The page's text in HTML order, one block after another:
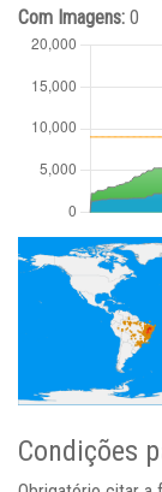
Com Imagens: 0
Condições